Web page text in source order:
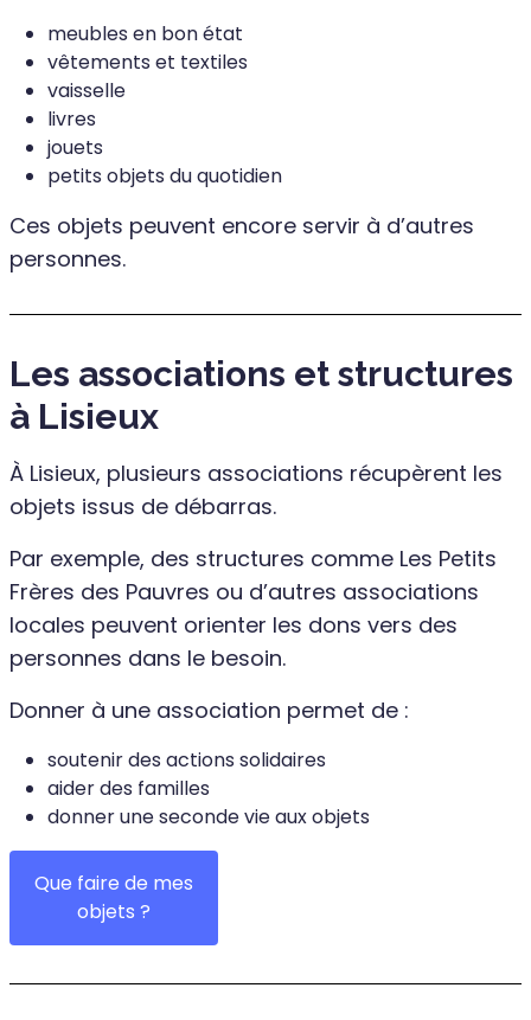
meubles en bon état
vêtements et textiles
vaisselle
livres
jouets
petits objets du quotidien
Ces objets peuvent encore servir à d’autres
personnes.
Les associations et structures
à Lisieux
À Lisieux, plusieurs associations récupèrent les
objets issus de débarras.
Par exemple, des structures comme Les Petits
Frères des Pauvres ou d’autres associations
locales peuvent orienter les dons vers des
personnes dans le besoin.
Donner à une association permet de :
soutenir des actions solidaires
aider des familles
donner une seconde vie aux objets
Que faire de mes
objets ?